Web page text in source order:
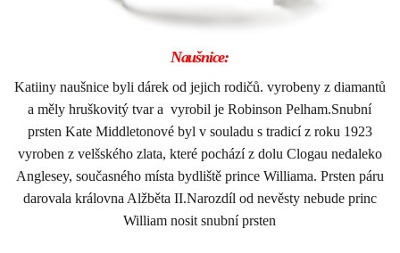
Naušnice:
Katiiny naušnice byli dárek od jejich rodičů. vyrobeny z diamantů
a měly hruškovitý tvar a vyrobil je Robinson Pelham.Snubní
prsten Kate Middletonové byl v souladu s tradicí z roku 1923
vyroben z velšského zlata, které pochází z dolu Clogau nedaleko
Anglesey, současného místa bydliště prince Williama. Prsten páru
darovala královna Alžběta II.Narozdíl od nevěsty nebude princ
William nosit snubní prsten